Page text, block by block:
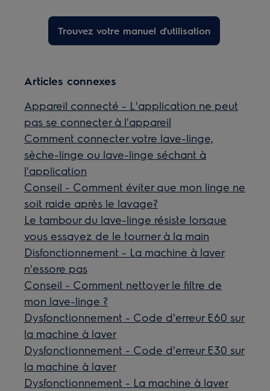
Trouvez votre manuel d'utilisation
Articles connexes
Appareil connecté - L'application ne peut
pas se connecter à l'appareil
Comment connecter votre lave-linge,
sèche-linge ou lave-linge séchant à
l'application
Conseil - Comment éviter que mon linge ne
soit raide après le lavage?
Le tambour du lave-linge résiste lorsque
vous essayez de le tourner à la main
Disfonctionnement - La machine à laver
n'essore pas
Conseil - Comment nettoyer le filtre de
mon lave-linge ?
Dysfonctionnement - Code d'erreur E60 sur
la machine à laver
Dysfonctionnement - Code d'erreur E30 sur
la machine à laver
Dysfonctionnement - La machine à laver